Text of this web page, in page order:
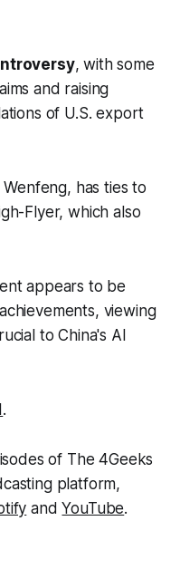
, with some
and raising
of U.S. export
Wenfeng, has ties to
Flyer, which also
appears to be
viewing
to China's AI
.
of The 4Geeks
platform,
andYouTube.